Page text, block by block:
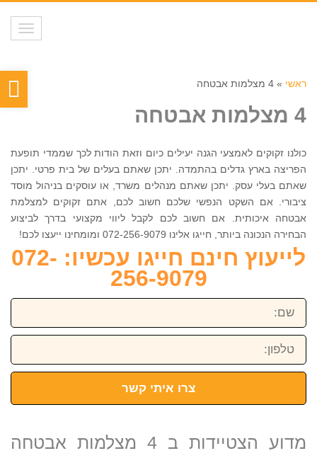
ראשי » 4 מצלמות אבטחה
4 מצלמות אבטחה
כולנו זקוקים לאמצעי הגנה יעילים כיום וזאת הודות לכך שממדי תופעת
הפריצה בארץ גדלים בהתמדה. יתכן שאתם בעלים של בית פרטי. יתכן
שאתם בעלי עסק. יתכן שאתם מנהלים משרד, או עוסקים בניהול מוסד
ציבורי. אם השקט הנפשי שלכם חשוב לכם, אתם זקוקים למצלמת
אבטחה איכותית. אם חשוב לכם לקבל ליווי מקצועי בדרך לביצוע
הבחירה הנכונה ביותר, חייגו אלינו 072-256-9079 ומומחינו ייעצו לכם!
לייעוץ חינם חייגו עכשיו: 072-
256-9079
שם:
טלפון:
צרו איתי קשר
מדוע הצטיידות ב 4 מצלמות אבטחה